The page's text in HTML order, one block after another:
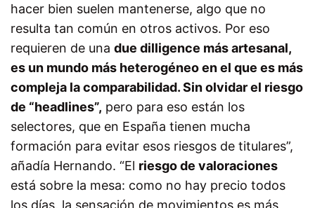
hacer bien suelen mantenerse, algo que no
resulta tan común en otros activos. Por eso
requieren de una due dilligence más artesanal,
es un mundo más heterogéneo en el que es más
compleja la comparabilidad. Sin olvidar el riesgo
de “headlines”, pero para eso están los
selectores, que en España tienen mucha
formación para evitar esos riesgos de titulares”,
añadía Hernando. “El riesgo de valoraciones
está sobre la mesa: como no hay precio todos
los días, la sensación de movimientos es más